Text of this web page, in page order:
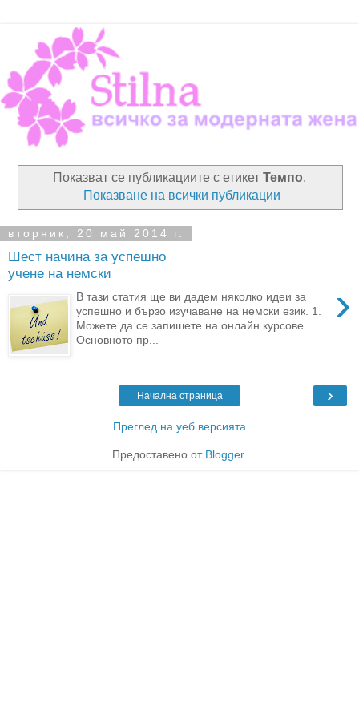
Показват се публикациите с етикет Темпо.
Показване на всички публикации
вторник, 20 май 2014 г.
Шест начина за успешно
учене на немски
›
В тази статия ще ви дадем няколко идеи за
успешно и бързо изучаване на немски език. 1.
Можете да се запишете на онлайн курсове.
Основното пр...
›
Начална страница
Преглед на уеб версията
Предоставено от Blogger.